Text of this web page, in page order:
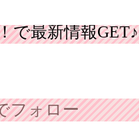
で最新情報GET♪
フォロー